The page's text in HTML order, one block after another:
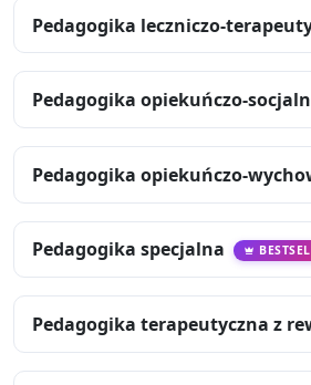
Pedagogika leczniczo-
Pedagogika opiekuńczo-
Pedagogika opiekuńczo-
Pedagogika specjalna
Pedagogika terapeutyczna z